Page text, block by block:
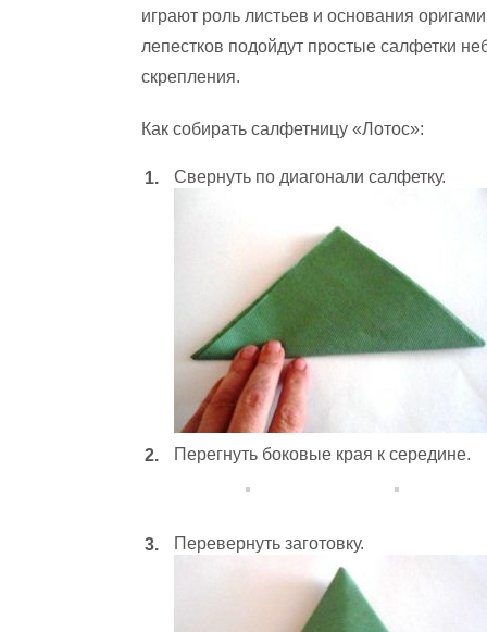
играют роль листьев и основания
лепестков подойдут простые салфетки
скрепления.
Как собирать салфетницу «Лотос»:
Свернуть по диагонали салфетку.
Перегнуть боковые края к середине.
Перевернуть заготовку.